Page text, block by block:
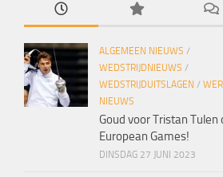
ALGEMEEN NIEUWS /
WEDSTRIJDNIEUWS /
WEDSTRIJDUITSLAGEN /
NIEUWS
Goud voor Tristan Tulen
European Games!
DINSDAG 27 JUNI 2023